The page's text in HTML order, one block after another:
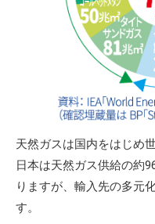
天然ガスは国内をはじめ
日本は天然ガス供給の約
りますが、輸入先の多元
す。